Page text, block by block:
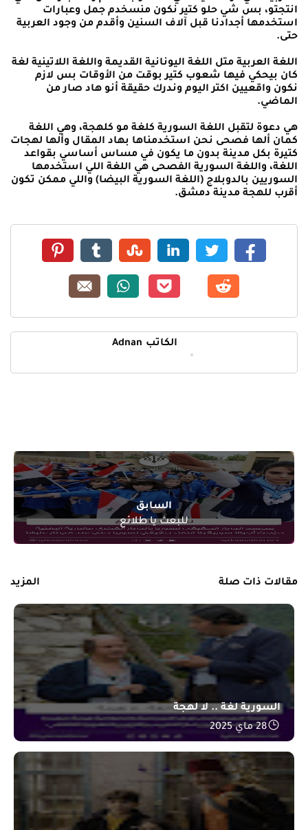
انتجتو، بس شي حلو كتير نكون منسخدم جمل وعبارات
استخدمها أجدادنا قبل آلاف السنين وأقدم من وجود العربية
حتى.
اللغة العربية متل اللغة اليونانية القديمة واللغة اللاتينية لغة
كان بيحكي فيها شعوب كتير بوقت من الأوقات بس لازم
نكون واقعيين اكتر اليوم وندرك حقيقة أنو هاد صار من
الماضي.
هي دعوة لتقبل اللغة السورية كلغة مو كلهجة، وهي اللغة
كمان ألها فصحى نحن استخدمناها بهاد المقال وألها لهجات
كتيرة بكل مدينة بدون ما يكون في مساس أساسي بقواعد
اللغة، واللغة السورية الفصحى هي اللغة اللي استخدمها
السوريين بالدوبلاج (اللغة السورية البيضا) واللي ممكن تكون
أقرب للهجة مدينة دمشق.
الكاتب Adnan
السابق
للبعث يا طلائع
مقالات ذات صلة المزيد
السورية لغة .. لا لهجة
28 ماي 2025